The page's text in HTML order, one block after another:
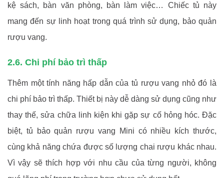
kệ sách, bàn văn phòng, bàn làm việc… Chiếc tủ này
mang đến sự linh hoạt trong quá trình sử dụng, bảo quản
rượu vang.
2.6. Chi phí bảo trì thấp
Thêm một tính năng hấp dẫn của tủ rượu vang nhỏ đó là
chi phí bảo trì thấp. Thiết bị này dễ dàng sử dụng cũng như
thay thế, sửa chữa linh kiện khi gặp sự cố hỏng hóc. Đặc
biệt, tủ bảo quản rượu vang Mini có nhiều kích thước,
cùng khả năng chứa được số lượng chai rượu khác nhau.
Vì vậy sẽ thích hợp với nhu cầu của từng người, không